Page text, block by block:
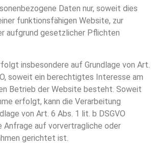
Daten nur, soweit dies
funktionsfähigen Website, zur
aufgrund gesetzlicher Pflichten
insbesondere auf Grundlage von Art.
soweit ein berechtigtes Interesse am
Betrieb der Website besteht. Soweit
erfolgt, kann die Verarbeitung
von Art. 6 Abs. 1 lit. b DSGVO
Anfrage auf vorvertragliche oder
gerichtet ist.